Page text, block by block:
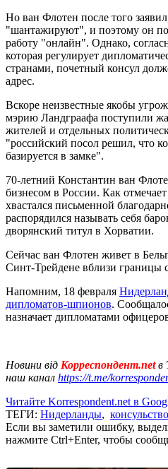
Но ван Флотен после того
"шантажируют", и поэтому он
работу "онлайн". Однако,
которая регулирует
странами, почетный консул
адрес.
Вскоре неизвестные якобы
мэрию Ландграафа поступили
жителей и отдельных
"российский посол решил, что
базируется в замке".
70-летний Константин ван
бизнесом в России. Как
хвастался письменной
распорядился называть себя
дворянский титул в Хорватии.
Сейчас ван Флотен живет в
Синт-Трейдене вблизи границы
Напомним, 18 февраля
дипломатов-шпионов.
назначает дипломатами
Новини від Корреспондент.netв
наш канал https://t.me/
Читайте Korrespondent.net в
ТЕГИ: Нидерланды, консульство
Если вы заметили ошибку,
нажмите Ctrl+Enter, чтобы